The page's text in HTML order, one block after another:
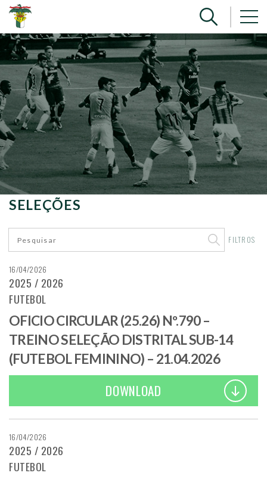
SELEÇÕES
FILTROS
16/04/2026
2025 / 2026
FUTEBOL
OFICIO CIRCULAR (25.26) Nº.790 –
TREINO SELEÇÃO DISTRITAL SUB-14
(FUTEBOL FEMININO) – 21.04.2026
DOWNLOAD
16/04/2026
2025 / 2026
FUTEBOL